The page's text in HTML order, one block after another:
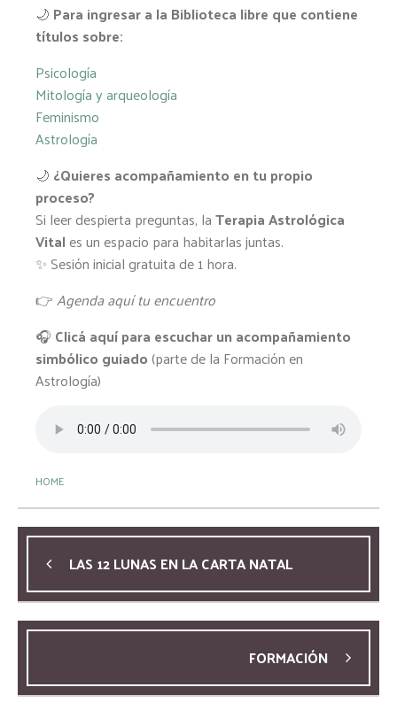
🌙 Para ingresar a la Biblioteca libre que contiene
títulos sobre:
Psicología
Mitología y arqueología
Feminismo
Astrología
🌙 ¿Quieres acompañamiento en tu propio
proceso?
Si leer despierta preguntas, laTerapia Astrológica
Vital es un espacio para habitarlas juntas.
✨ Sesión inicial gratuita de 1 hora.
👉Agenda aquí tu encuentro
🎧 Clicá aquí para escuchar un acompañamiento
simbólico guiado(parte de la Formación en
Astrología)
HOME
LAS 12 LUNAS EN LA CARTA NATAL
FORMACIÓN